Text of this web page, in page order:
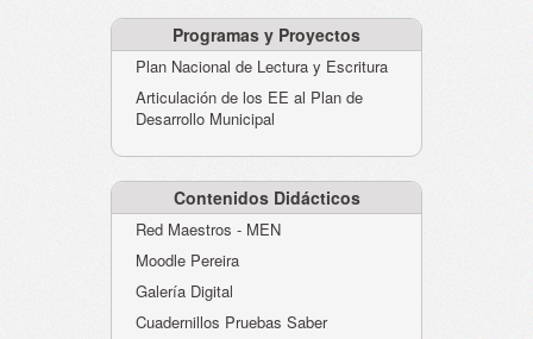
Programas y Proyectos
Plan Nacional de Lectura y Escritura
Articulación de los EE al Plan de
Desarrollo Municipal
Contenidos Didácticos
Red Maestros - MEN
Moodle Pereira
Galería Digital
Cuadernillos Pruebas Saber